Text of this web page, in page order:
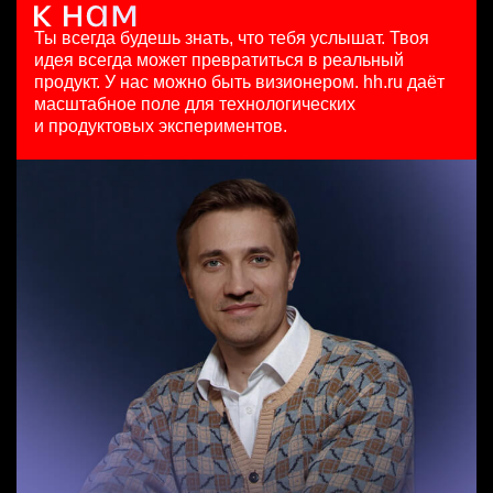
HeadHunter::Коммерческий департамент
вчера
150000 ₽
Нижний Новгород
HeadHunter::Коммерческий департамент
125000 - 175000 ₽
Ярославль
Менеджер по продажам B2B (сегмент SMB)
HeadHunter::Телефонные продажи
29 июл. 2026
450000 ₽
Москва
Ташкент
Специалист по медиапланированию
HeadHunter::Департамент маркетинга
вчера
з/п не указана
Ярославль
Ты всегда будешь знать, что тебя услышат. Твоя
идея всегда может превратиться в реальный
продукт. У нас можно быть визионером. hh.ru даёт
масштабное поле для технологических
и продуктовых экспериментов.